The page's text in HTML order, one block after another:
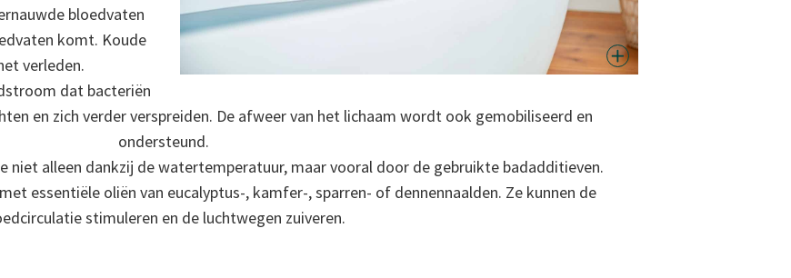
bloedvaten
komt. Koude
verleden.
dat bacteriën
en zich verder verspreiden. De afweer van het lichaam wordt ook gemobiliseerd en
ondersteund.
niet alleen dankzij de watertemperatuur, maar vooral door de gebruikte badadditieven.
essentiële oliën van eucalyptus-, kamfer-, sparren- of dennennaalden. Ze kunnen de
stimuleren en de luchtwegen zuiveren.